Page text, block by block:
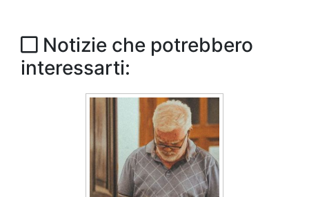
Notizie che potrebbero
interessarti: